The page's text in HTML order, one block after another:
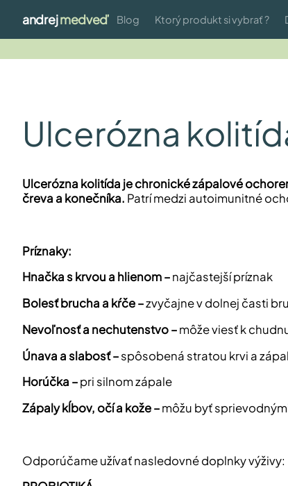
andrejmedveď Blog Ktorý produkt si vybrať ?
Ulcerózna
Ulcerózna kolitída je chronické zápalové
čreva a konečníka. Patrí medzi autoimunitné
Príznaky:
Hnačka s krvou a hlienom –najčastejší príznak
Bolesť brucha a kŕče –zvyčajne v dolnej časti
Nevoľnosť a nechutenstvo –môže viesť k
Únava a slabosť –spôsobená stratou krvi a
Horúčka –pri silnom zápale
Zápaly kĺbov, očí a kože –môžu byť
Odporúčame užívať nasledovné doplnky výživy: